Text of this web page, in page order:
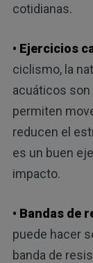
cotidianas.
• Ejercicios
ciclismo, la
acuáticos
permiten
reducen el
es un buen
impacto.
• Bandas de
puede hacer
banda de